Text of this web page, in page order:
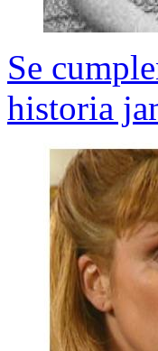
Se
historia